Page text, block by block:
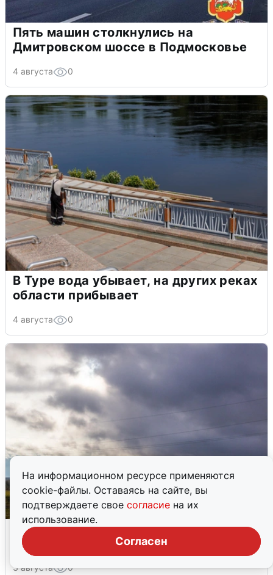
На информационном ресурсе применяются
cookie-файлы. Оставаясь на сайте, вы
подтверждаете свое согласие на их
использование.
Согласен
Пять машин столкнулись на
Дмитровском шоссе в Подмосковье
4 августа 0
В Туре вода убывает, на других реках
области прибывает
4 августа 0
Над ХМАО впервые сбили
беспилотники
3 августа 0